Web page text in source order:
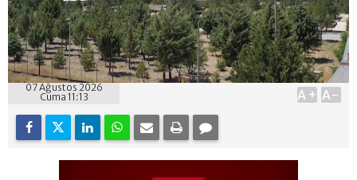
07 Ağustos 2026
Cuma 11:13
A+ A-